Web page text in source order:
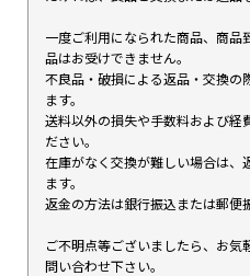
一度ご利用になられた商品、商品
品はお受けできません。
不良品・破損による返品・交換の
ます。
送料以外の損失や手数料および経
ださい。
在庫がなく交換が難しい場合は、
ます。
返金の方法は銀行振込または郵便
ご不明点等ございましたら、お気
問い合わせ下さい。